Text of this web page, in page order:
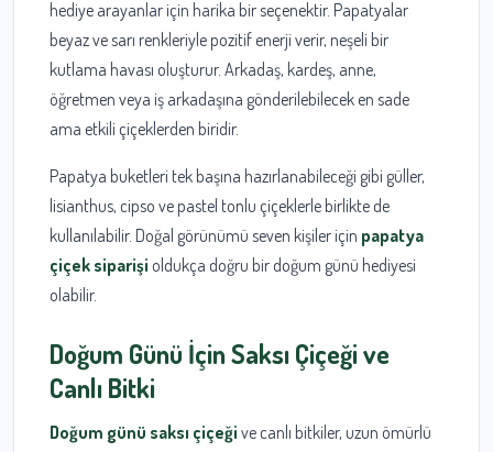
hediye arayanlar için harika bir seçenektir. Papatyalar
beyaz ve sarı renkleriyle pozitif enerji verir, neşeli bir
kutlama havası oluşturur. Arkadaş, kardeş, anne,
öğretmen veya iş arkadaşına gönderilebilecek en sade
ama etkili çiçeklerden biridir.
Papatya buketleri tek başına hazırlanabileceği gibi güller,
lisianthus, cipso ve pastel tonlu çiçeklerle birlikte de
kullanılabilir. Doğal görünümü seven kişiler için papatya
çiçek siparişi oldukça doğru bir doğum günü hediyesi
olabilir.
Doğum Günü İçin Saksı Çiçeği ve
Canlı Bitki
Doğum günü saksı çiçeği ve canlı bitkiler, uzun ömürlü